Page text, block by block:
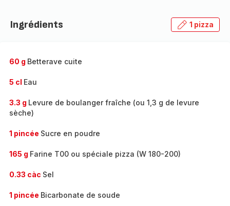
Ingrédients 1 pizza
60 g Betterave cuite
5 cl Eau
3.3 g Levure de boulanger fraîche (ou 1,3 g de levure
sèche)
1 pincée Sucre en poudre
165 g Farine T00 ou spéciale pizza (W 180-200)
0.33 càc Sel
1 pincée Bicarbonate de soude